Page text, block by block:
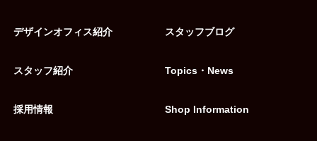
デザインオフィス紹介
スタッフ紹介
採用情報
スタッフブログ
Topics・News
Shop Information